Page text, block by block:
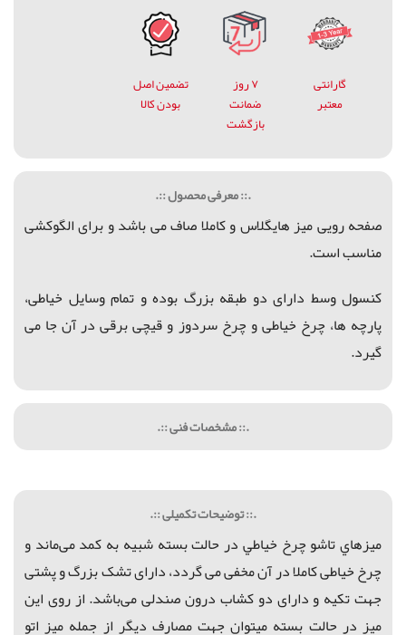
گارانتی
معتبر
۷ روز
ضمانت
بازگشت
تضمین اصل
بودن کالا
.:: معرفی محصول ::.
صفحه رویی میز هایگلاس و کاملا صاف می باشد و برای الگوکشی
مناسب است.
کنسول وسط دارای دو طبقه بزرگ بوده و تمام وسایل خیاطی،
پارچه ها، چرخ خیاطی و چرخ سردوز و قیچی برقی در آن جا می
گیرد.
.:: مشخصات فنی ::.
.:: توضیحات تکمیلی ::.
میزهاي تاشو چرخ خياطي در حالت بسته شبیه به کمد می‌ماند و
چرخ خیاطی کاملا در آن مخفی می گردد، دارای تشک بزرگ و پشتی
جهت تکیه و دارای دو کشاب درون صندلی می‌باشد. از روی این
میز در حالت بسته میتوان جهت مصارف دیگر از جمله میز اتو